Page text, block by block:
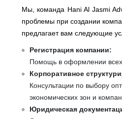
Мы, команда Hani Al Jasmi
проблемы при создании
предлагает вам следующие
Регистрация компании:
Помощь в оформлении всех
Корпоративное
Консультации по выбору
экономических зон и
Юридическая